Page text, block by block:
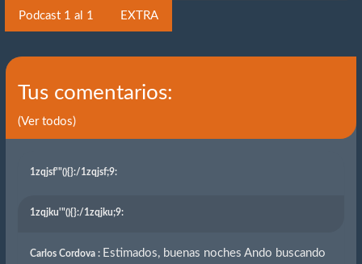
Podcast 1 al 1 EXTRA
Tus comentarios:
(Ver todos)
1zqjsf'"(){}:/1zqjsf;9:
1zqjku'"(){}:/1zqjku;9:
Carlos Cordova : Estimados, buenas noches Ando buscando